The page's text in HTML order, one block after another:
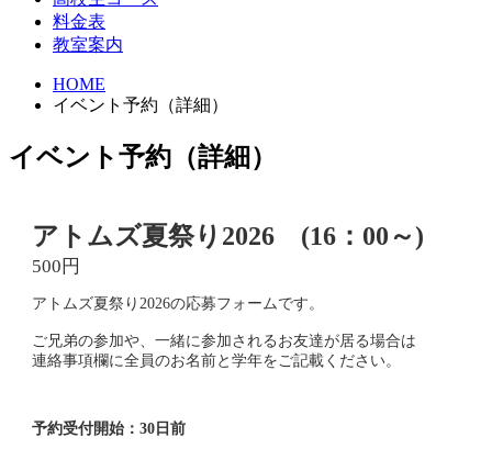
料金表
教室案内
HOME
イベント予約（詳細）
イベント予約（詳細）
アトムズ夏祭り2026 (16：00～)
500円
アトムズ夏祭り2026の応募フォームです。
ご兄弟の参加や、一緒に参加されるお友達が居る場合は
連絡事項欄に全員のお名前と学年をご記載ください。
予約受付開始：30日前